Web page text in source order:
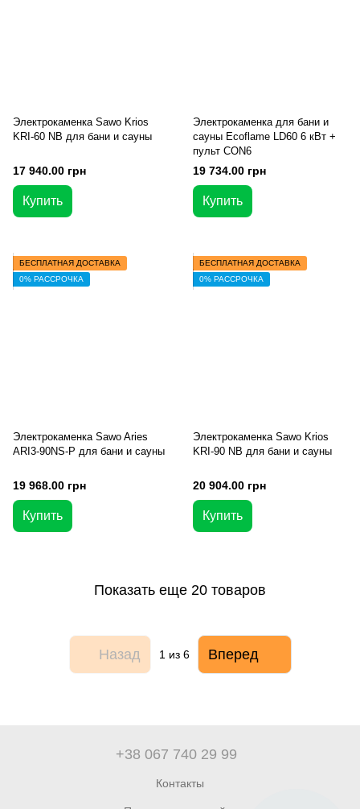
Электрокаменка Sawo Krios
KRI-60 NB для бани и сауны
17 940.00 грн
Купить
Электрокаменка для бани и
сауны Ecoflame LD60 6 кВт +
пульт CON6
19 734.00 грн
Купить
БЕСПЛАТНАЯ ДОСТАВКА
0% РАССРОЧКА
Электрокаменка Sawo Aries
ARI3-90NS-P для бани и сауны
19 968.00 грн
Купить
БЕСПЛАТНАЯ ДОСТАВКА
0% РАССРОЧКА
Электрокаменка Sawo Krios
KRI-90 NB для бани и сауны
20 904.00 грн
Купить
Показать еще 20 товаров
Назад 1 из 6 Вперед
+38 067 740 29 99
Контакты